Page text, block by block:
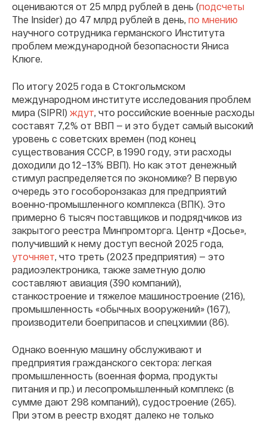
оцениваются от 25 млрд рублей в день (подсчеты
The Insider) до 47 млрд рублей в день, по мнению
научного сотрудника германского Института
проблем международной безопасности Яниса
Клюге.
По итогу 2025 года в Стокгольмском
международном институте исследования проблем
мира (SIPRI) ждут, что российские военные расходы
составят 7,2% от ВВП — и это будет самый высокий
уровень с советских времен (под конец
существования СССР, в 1990 году, эти расходы
доходили до 12–13% ВВП). Но как этот денежный
стимул распределяется по экономике? В первую
очередь это гособоронзаказ для предприятий
военно-промышленного комплекса (ВПК). Это
примерно 6 тысяч поставщиков и подрядчиков из
закрытого реестра Минпромторга. Центр «Досье»,
получивший к нему доступ весной 2025 года,
уточняет, что треть (2023 предприятия) — это
радиоэлектроника, также заметную долю
составляют авиация (390 компаний),
станкостроение и тяжелое машиностроение (216),
промышленность «обычных вооружений» (167),
производители боеприпасов и спецхимии (86).
Однако военную машину обслуживают и
предприятия гражданского сектора: легкая
промышленность (военная форма, продукты
питания и пр.) и лесопромышленный комплекс (в
сумме дают 298 компаний), судостроение (265).
При этом в реестр входят далеко не только